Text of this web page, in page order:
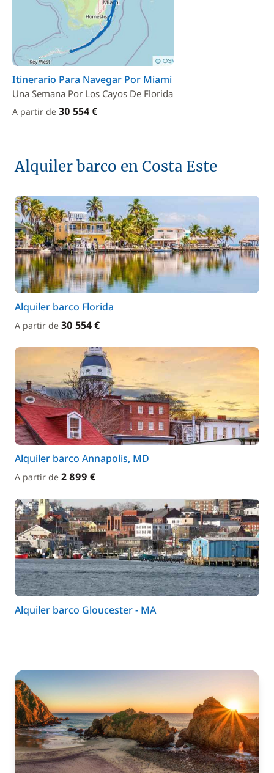
Itinerario Para Navegar Por Miami
Una Semana Por Los Cayos De Florida
A partir de 30 554 €
Alquiler barco en Costa Este
Alquiler barco Florida
A partir de 30 554 €
Alquiler barco Annapolis, MD
A partir de 2 899 €
Alquiler barco Gloucester - MA